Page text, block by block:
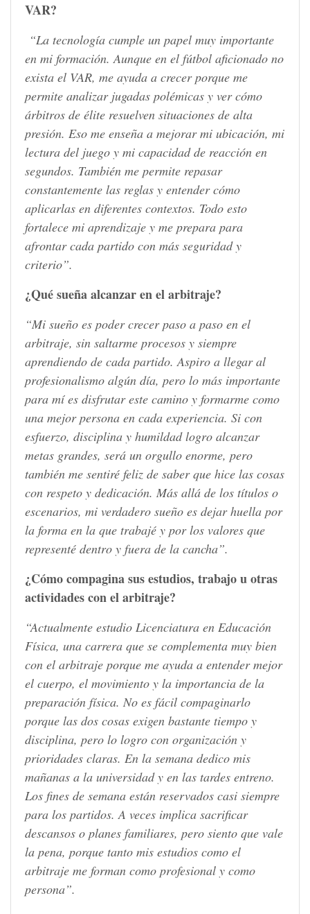
VAR?
“La tecnología cumple un papel muy importante
en mi formación. Aunque en el fútbol aficionado no
exista el VAR, me ayuda a crecer porque me
permite analizar jugadas polémicas y ver cómo
árbitros de élite resuelven situaciones de alta
presión. Eso me enseña a mejorar mi ubicación, mi
lectura del juego y mi capacidad de reacción en
segundos. También me permite repasar
constantemente las reglas y entender cómo
aplicarlas en diferentes contextos. Todo esto
fortalece mi aprendizaje y me prepara para
afrontar cada partido con más seguridad y
criterio”.
¿Qué sueña alcanzar en el arbitraje?
“Mi sueño es poder crecer paso a paso en el
arbitraje, sin saltarme procesos y siempre
aprendiendo de cada partido. Aspiro a llegar al
profesionalismo algún día, pero lo más importante
para mí es disfrutar este camino y formarme como
una mejor persona en cada experiencia. Si con
esfuerzo, disciplina y humildad logro alcanzar
metas grandes, será un orgullo enorme, pero
también me sentiré feliz de saber que hice las cosas
con respeto y dedicación. Más allá de los títulos o
escenarios, mi verdadero sueño es dejar huella por
la forma en la que trabajé y por los valores que
representé dentro y fuera de la cancha”.
¿Cómo compagina sus estudios, trabajo u otras
actividades con el arbitraje?
“Actualmente estudio Licenciatura en Educación
Física, una carrera que se complementa muy bien
con el arbitraje porque me ayuda a entender mejor
el cuerpo, el movimiento y la importancia de la
preparación física. No es fácil compaginarlo
porque las dos cosas exigen bastante tiempo y
disciplina, pero lo logro con organización y
prioridades claras. En la semana dedico mis
mañanas a la universidad y en las tardes entreno.
Los fines de semana están reservados casi siempre
para los partidos. A veces implica sacrificar
descansos o planes familiares, pero siento que vale
la pena, porque tanto mis estudios como el
arbitraje me forman como profesional y como
persona”.